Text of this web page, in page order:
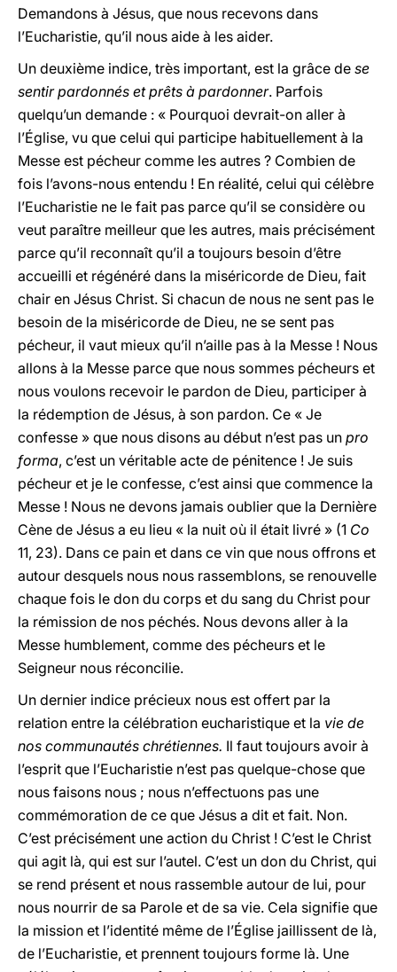
Demandons à Jésus, que nous recevons dans
l’Eucharistie, qu’il nous aide à les aider.
Un deuxième indice, très important, est la grâce de se
sentir pardonnés et prêts à pardonner. Parfois
quelqu’un demande : « Pourquoi devrait-on aller à
l’Église, vu que celui qui participe habituellement à la
Messe est pécheur comme les autres ? Combien de
fois l’avons-nous entendu ! En réalité, celui qui célèbre
l’Eucharistie ne le fait pas parce qu’il se considère ou
veut paraître meilleur que les autres, mais précisément
parce qu’il reconnaît qu’il a toujours besoin d’être
accueilli et régénéré dans la miséricorde de Dieu, fait
chair en Jésus Christ. Si chacun de nous ne sent pas le
besoin de la miséricorde de Dieu, ne se sent pas
pécheur, il vaut mieux qu’il n’aille pas à la Messe ! Nous
allons à la Messe parce que nous sommes pécheurs et
nous voulons recevoir le pardon de Dieu, participer à
la rédemption de Jésus, à son pardon. Ce « Je
confesse » que nous disons au début n’est pas un pro
forma, c’est un véritable acte de pénitence ! Je suis
pécheur et je le confesse, c’est ainsi que commence la
Messe ! Nous ne devons jamais oublier que la Dernière
Cène de Jésus a eu lieu « la nuit où il était livré » (1 Co
11, 23). Dans ce pain et dans ce vin que nous offrons et
autour desquels nous nous rassemblons, se renouvelle
chaque fois le don du corps et du sang du Christ pour
la rémission de nos péchés. Nous devons aller à la
Messe humblement, comme des pécheurs et le
Seigneur nous réconcilie.
Un dernier indice précieux nous est offert par la
relation entre la célébration eucharistique et la vie de
nos communautés chrétiennes. Il faut toujours avoir à
l’esprit que l’Eucharistie n’est pas quelque-chose que
nous faisons nous ; nous n’effectuons pas une
commémoration de ce que Jésus a dit et fait. Non.
C’est précisément une action du Christ ! C’est le Christ
qui agit là, qui est sur l’autel. C’est un don du Christ, qui
se rend présent et nous rassemble autour de lui, pour
nous nourrir de sa Parole et de sa vie. Cela signifie que
la mission et l’identité même de l’Église jaillissent de là,
de l’Eucharistie, et prennent toujours forme là. Une